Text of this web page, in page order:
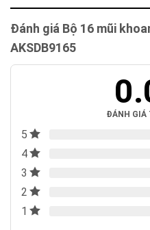
Đánh giá Bộ 16 mũi
AKSDB9165
ĐÁNH GIÁ
5
4
3
2
1